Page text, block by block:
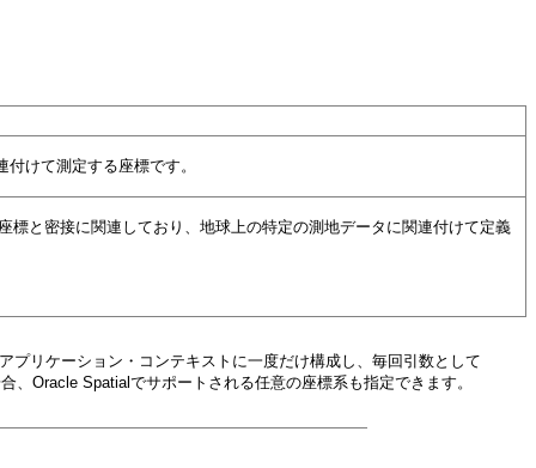
けて測定する座標です。
と密接に関連しており、地球上の特定の測地データに関連付けて定義
プリケーション・コンテキストに一度だけ構成し、毎回引数として
Oracle Spatialでサポートされる任意の座標系も指定できます。